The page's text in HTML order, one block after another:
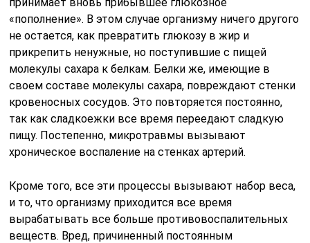
«пополнение». В этом случае организму ничего другого
не остается, как превратить глюкозу в жир и
прикрепить ненужные, но поступившие с пищей
молекулы сахара к белкам. Белки же, имеющие в
своем составе молекулы сахара, повреждают стенки
кровеносных сосудов. Это повторяется постоянно,
так как сладкоежки все время переедают сладкую
пищу. Постепенно, микротравмы вызывают
хроническое воспаление на стенках артерий.
Кроме того, все эти процессы вызывают набор веса,
и то, что организму приходится все время
вырабатывать все больше противовоспалительных
веществ. Вред, причиненный постоянным